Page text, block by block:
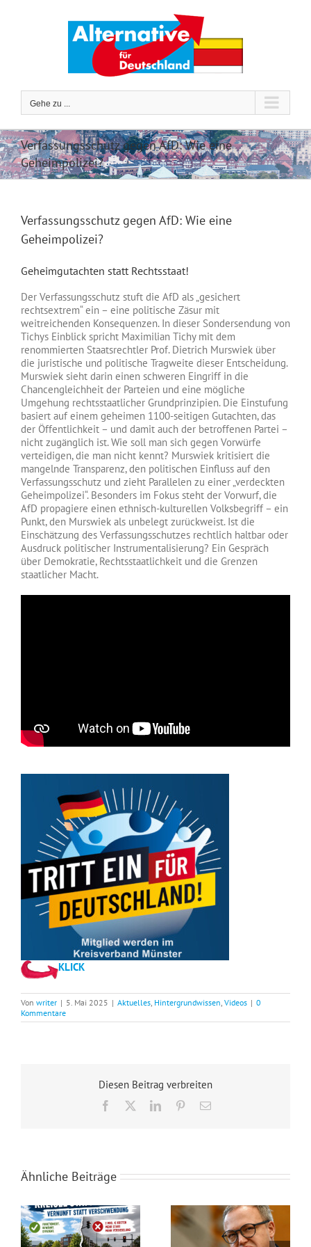
Gehe zu ...
Verfassungsschutz gegen AfD: Wie eine
Geheimpolizei?
Verfassungsschutz gegen AfD: Wie eine
Geheimpolizei?
Geheimgutachten statt Rechtsstaat!
Der Verfassungsschutz stuft die AfD als „gesichert
rechtsextrem“ ein – eine politische Zäsur mit
weitreichenden Konsequenzen. In dieser Sondersendung von
Tichys Einblick spricht Maximilian Tichy mit dem
renommierten Staatsrechtler Prof. Dietrich Murswiek über
die juristische und politische Tragweite dieser Entscheidung.
Murswiek sieht darin einen schweren Eingriff in die
Chancengleichheit der Parteien und eine mögliche
Umgehung rechtsstaatlicher Grundprinzipien. Die Einstufung
basiert auf einem geheimen 1100-seitigen Gutachten, das
der Öffentlichkeit – und damit auch der betroffenen Partei –
nicht zugänglich ist. Wie soll man sich gegen Vorwürfe
verteidigen, die man nicht kennt? Murswiek kritisiert die
mangelnde Transparenz, den politischen Einfluss auf den
Verfassungsschutz und zieht Parallelen zu einer „verdeckten
Geheimpolizei“. Besonders im Fokus steht der Vorwurf, die
AfD propagiere einen ethnisch-kulturellen Volksbegriff – ein
Punkt, den Murswiek als unbelegt zurückweist. Ist die
Einschätzung des Verfassungsschutzes rechtlich haltbar oder
Ausdruck politischer Instrumentalisierung? Ein Gespräch
über Demokratie, Rechtsstaatlichkeit und die Grenzen
staatlicher Macht.
KLICK
Von writer | 5. Mai 2025 | Aktuelles, Hintergrundwissen, Videos | 0
Kommentare
Diesen Beitrag verbreiten
Facebook LinkedInPinterest
E-
Ähnliche Beiträge